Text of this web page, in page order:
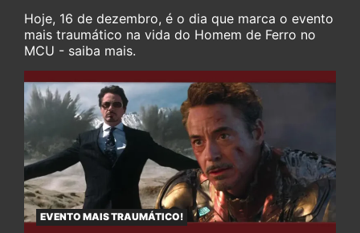
Hoje, 16 de dezembro, é o dia que marca o evento
mais traumático na vida do Homem de Ferro no
MCU - saiba mais.
EVENTO MAIS TRAUMÁTICO!